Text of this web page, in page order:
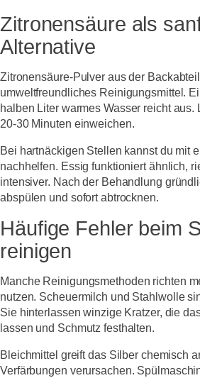
Zitronensäure als
Alternative
Zitronensäure-Pulver aus der
umweltfreundliches Reinigungsmittel.
halben Liter warmes Wasser reicht aus.
20-30 Minuten einweichen.
Bei hartnäckigen Stellen kannst du mit
nachhelfen. Essig funktioniert ähnlich,
intensiver. Nach der Behandlung
abspülen und sofort abtrocknen.
Häufige Fehler beim
reinigen
Manche Reinigungsmethoden richten
nutzen. Scheuermilch und Stahlwolle
Sie hinterlassen winzige Kratzer, die
lassen und Schmutz festhalten.
Bleichmittel greift das Silber chemisch
Verfärbungen verursachen.